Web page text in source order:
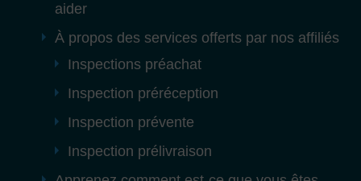
aider
À propos des services offerts par nos affiliés
Inspections préachat
Inspection préréception
Inspection prévente
Inspection prélivraison